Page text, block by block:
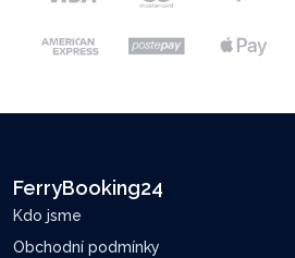
FerryBooking24
Kdo jsme
Obchodní podmínky